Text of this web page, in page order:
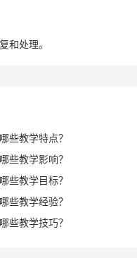
和处理。
些教学特点？
些教学影响？
些教学目标？
些教学经验？
些教学技巧？